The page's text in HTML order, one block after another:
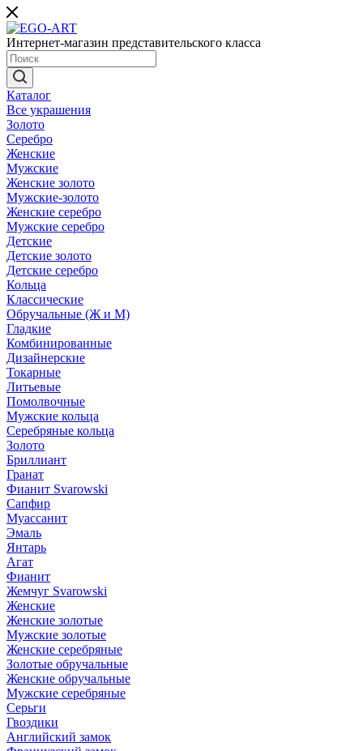
Интернет-магазин представительского класса
Каталог
Все украшения
Золото
Серебро
Женские
Мужские
Женские золото
Мужские-золото
Женские серебро
Мужские серебро
Детские
Детские золото
Детские серебро
Кольца
Классические
Обручальные (Ж и М)
Гладкие
Комбинированные
Дизайнерские
Токарные
Литьевые
Помолвочные
Мужские кольца
Серебряные кольца
Золото
Бриллиант
Гранат
Фианит Svarowski
Сапфир
Муассанит
Эмаль
Янтарь
Агат
Фианит
Жемчуг Svarowski
Женские
Женские золотые
Мужские золотые
Женские серебряные
Золотые обручальные
Женские обручальные
Мужские серебряные
Серьги
Гвоздики
Английский замок